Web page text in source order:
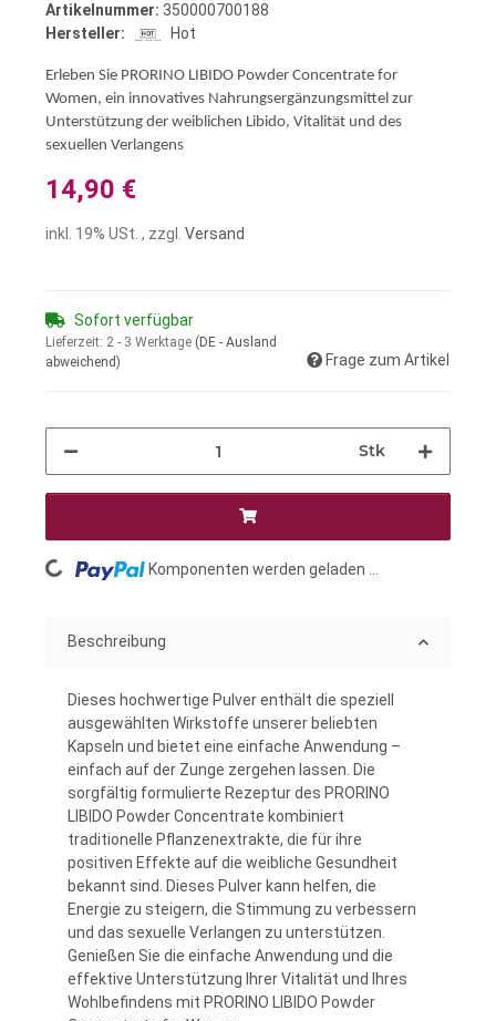
Artikelnummer: 350000700188
Hersteller:
Hot
Erleben Sie PRORINO LIBIDO Powder Concentrate for
Women, ein innovatives Nahrungsergänzungsmittel zur
Unterstützung der weiblichen Libido, Vitalität und des
sexuellen Verlangens
14,90 €
inkl. 19% USt. , zzgl. Versand
Sofort verfügbar
Lieferzeit: 2 - 3 Werktage (DE - Ausland
abweichend)
Frage zum Artikel
Stk
Loading... Komponenten werden geladen ...
Beschreibung
Dieses hochwertige Pulver enthält die speziell
ausgewählten Wirkstoffe unserer beliebten
Kapseln und bietet eine einfache Anwendung –
einfach auf der Zunge zergehen lassen. Die
sorgfältig formulierte Rezeptur des PRORINO
LIBIDO Powder Concentrate kombiniert
traditionelle Pflanzenextrakte, die für ihre
positiven Effekte auf die weibliche Gesundheit
bekannt sind. Dieses Pulver kann helfen, die
Energie zu steigern, die Stimmung zu verbessern
und das sexuelle Verlangen zu unterstützen.
Genießen Sie die einfache Anwendung und die
effektive Unterstützung Ihrer Vitalität und Ihres
Wohlbefindens mit PRORINO LIBIDO Powder